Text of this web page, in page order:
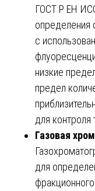
ГОСТ Р ЕН
определения
с
низкие
предел
для контроля
Газовая
для